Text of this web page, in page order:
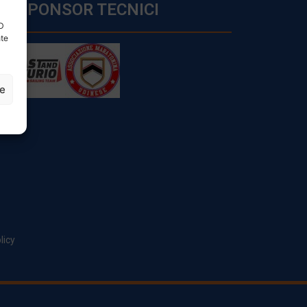
SPONSOR TECNICI